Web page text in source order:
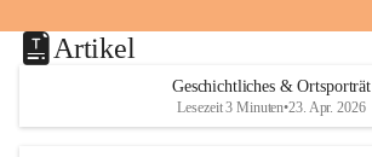
Artikel
Geschichtliches & Ortsporträt
Lesezeit 3 Minuten•23. Apr. 2026